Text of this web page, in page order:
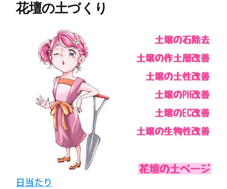
花壇の土づくり
日当たり